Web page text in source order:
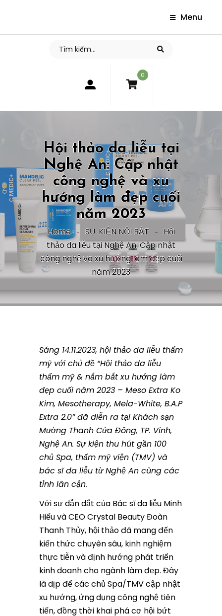
Menu
0
Hội thảo da liễu tại
Nghệ An: Cập nhật
công nghệ và xu
hướng làm đẹp cuối
năm 2023
Home SỰ KIỆN NỔI BẬT
Hội
thảo da liễu tại Nghệ An: Cập nhật
công nghệ và xu hướng làm đẹp cuối
năm 2023
Sáng 14.11.2023, hội thảo da liễu thẩm
mỹ với chủ đề “Hội thảo da liễu
thẩm mỹ & nắm bắt xu hướng làm
đẹp cuối năm 2023 – Meso Extra Ko
Kim, Mesotherapy, Mela-White, B.A.P
Extra 2.0” đã diễn ra tại Khách sạn
Mường Thanh Cửa Đông, TP. Vinh,
Nghệ An. Sự kiện thu hút gần 100
chủ Spa, thẩm mỹ viện (TMV) và
bác sĩ da liễu từ Nghệ An cùng các
tỉnh lân cận.
Với sự dẫn dắt của Bác sĩ da liễu Minh
Hiếu và CEO Crystal Beauty Đoàn
Thanh Thủy, hội thảo đã mang đến
kiến thức chuyên sâu, kinh nghiệm
thực tiễn và định hướng phát triển
kinh doanh cho ngành làm đẹp. Đây
là dịp để các chủ Spa/TMV cập nhật
xu hướng, ứng dụng công nghệ tiên
tiến, đồng thời khai phá cơ hội bứt